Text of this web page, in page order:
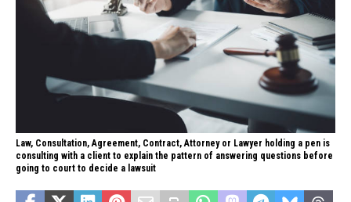
Law, Consultation, Agreement, Contract, Attorney or Lawyer holding a pen is
consulting with a client to explain the pattern of answering questions before
going to court to decide a lawsuit